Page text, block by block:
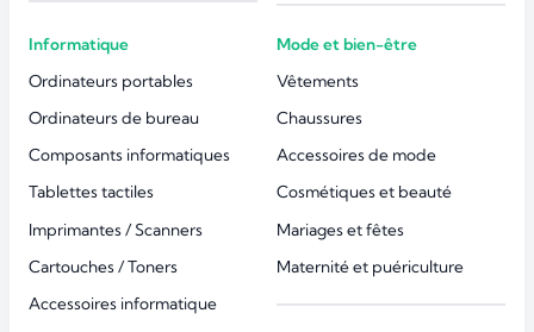
Informatique
Ordinateurs portables
Ordinateurs de bureau
Composants informatiques
Tablettes tactiles
Imprimantes / Scanners
Cartouches / Toners
Accessoires informatique
Mode et bien-être
Vêtements
Chaussures
Accessoires de mode
Cosmétiques et beauté
Mariages et fêtes
Maternité et puériculture